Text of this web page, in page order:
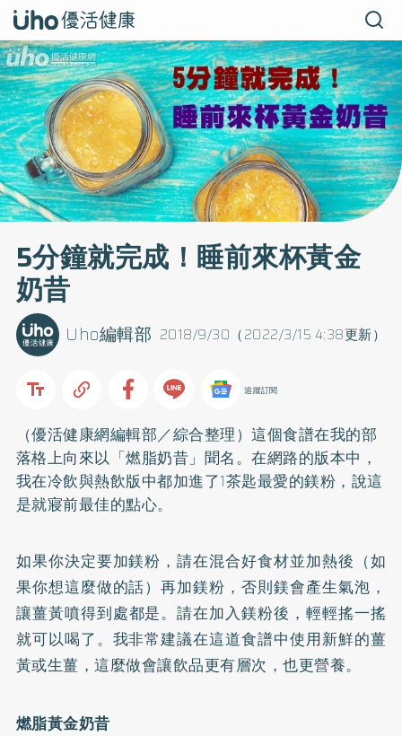
5分鐘就完成！睡前來杯黃金
奶昔
2018/9/30（2022/3/15 4:38更新）
Uho編輯部
追蹤訂閱
（優活健康網編輯部／綜合整理）這個食譜在我的部
落格上向來以「燃脂奶昔」聞名。在網路的版本中，
我在冷飲與熱飲版中都加進了1茶匙最愛的鎂粉，說這
是就寢前最佳的點心。
如果你決定要加鎂粉，請在混合好食材並加熱後（如
果你想這麼做的話）再加鎂粉，否則鎂會產生氣泡，
讓薑黃噴得到處都是。請在加入鎂粉後，輕輕搖一搖
就可以喝了。我非常建議在這道食譜中使用新鮮的薑
黃或生薑，這麼做會讓飲品更有層次，也更營養。
燃脂黃金奶昔